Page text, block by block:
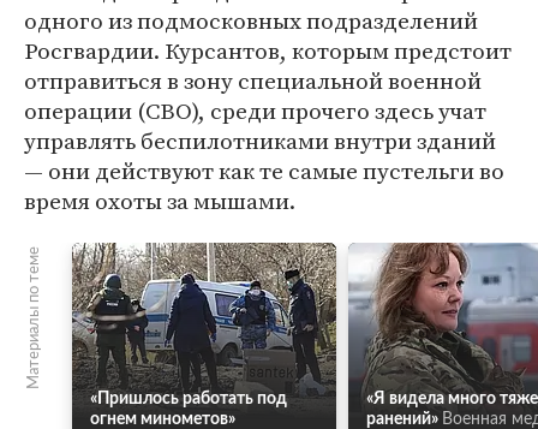
одного из подмосковных подразделений
Росгвардии. Курсантов, которым предстоит
отправиться в зону специальной военной
операции (СВО), среди прочего здесь учат
управлять беспилотниками внутри зданий
— они действуют как те самые пустельги во
время охоты за мышами.
Материалы по теме
«Пришлось работать под
огнем минометов»
«Я видела много
ранений» Военная